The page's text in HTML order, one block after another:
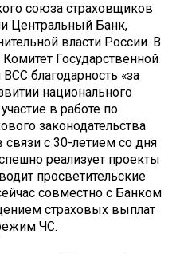
союза страховщиков
Центральный Банк,
власти России. В
Государственной
благодарность «за
национального
в работе по
законодательства
с 30-летием со дня
реализует проекты
просветительские
совместно с Банком
страховых выплат
ЧС.